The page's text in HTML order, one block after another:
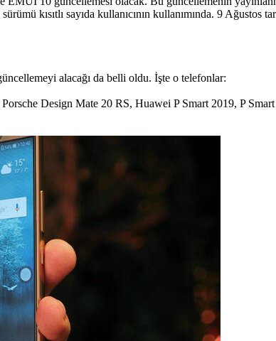
kısıtlı sayıda kullanıcının kullanımında. 9
alacağı da belli oldu. İşte o telefonlar:
Design Mate 20 RS, Huawei P Smart 2019, P